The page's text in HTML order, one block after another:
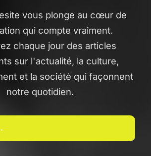
vous plonge au cœur de
qui compte vraiment.
chaque jour des articles
sur l'actualité, la culture,
et la société qui façonnent
notre quotidien.